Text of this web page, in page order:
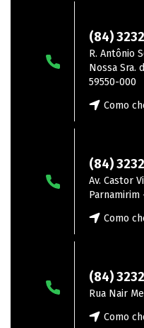
(84)
R. Antônio
Nossa Sra.
59550-000
Como
(84)
Av. Castor
Parnamirim
Como
(84)
Rua Nair
Como